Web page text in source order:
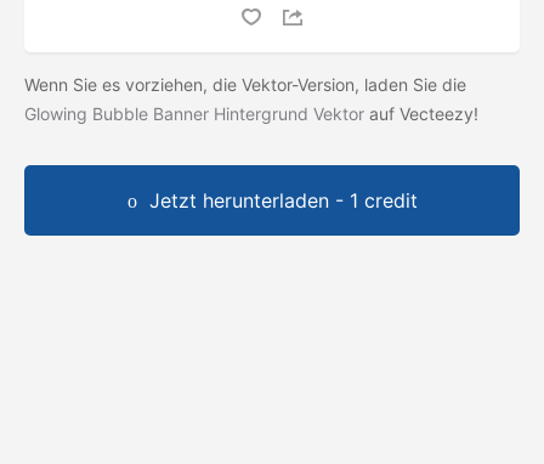
Wenn Sie es vorziehen, die Vektor-Version, laden Sie die
Glowing Bubble Banner Hintergrund Vektor auf Vecteezy!
Jetzt herunterladen - 1 credit